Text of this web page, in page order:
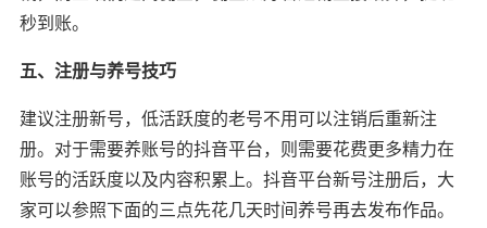
秒到账。
五、注册与养号技巧
建议注册新号，低活跃度的老号不用可以注销后重新注
册。对于需要养账号的抖音平台，则需要花费更多精力在
账号的活跃度以及内容积累上。抖音平台新号注册后，大
家可以参照下面的三点先花几天时间养号再去发布作品。